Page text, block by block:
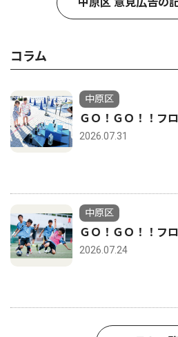
中原区 意見広告の
コラム
中原区
ＧＯ！ＧＯ！！フ
2026.07.31
中原区
ＧＯ！ＧＯ！！フ
2026.07.24